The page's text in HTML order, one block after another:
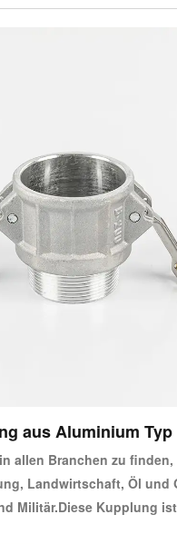
aus Aluminium Typ
allen Branchen zu finden,
Landwirtschaft, Öl und
Militär.Diese Kupplung